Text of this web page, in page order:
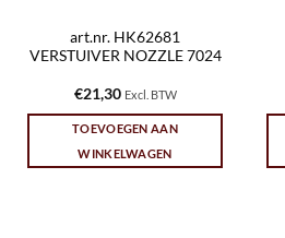
art.nr. HK62681
VERSTUIVER NOZZLE 7024
€21,30 Excl. BTW
TOEVOEGEN AAN
WINKELWAGEN